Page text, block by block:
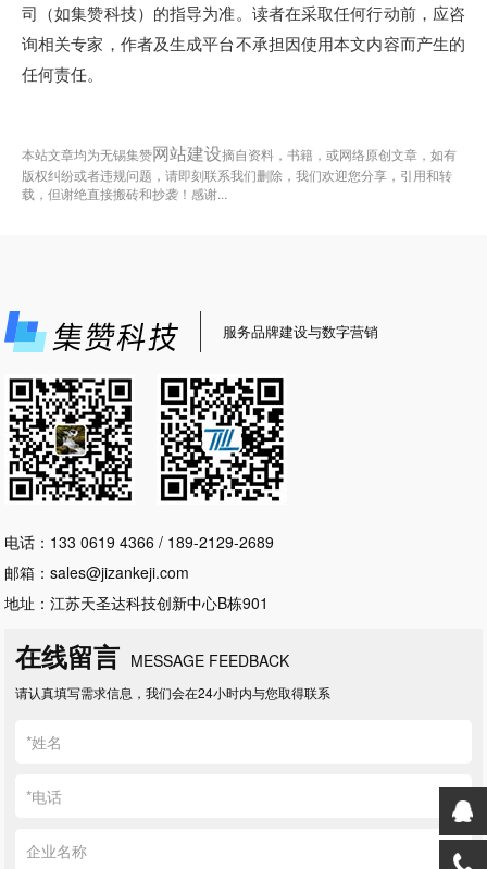
司（如集赞科技）的指导为准。读者在采取任何行动前，应咨
询相关专家，作者及生成平台不承担因使用本文内容而产生的
任何责任。
本站文章均为无锡集赞网站建设摘自资料，书籍，或网络原创文章，如有
版权纠纷或者违规问题，请即刻联系我们删除，我们欢迎您分享，引用和转
载，但谢绝直接搬砖和抄袭！感谢...
服务品牌建设与数字营销
电话：133 0619 4366 / 189-2129-2689
邮箱：sales@jizankeji.com
地址：江苏天圣达科技创新中心B栋901
在线留言 MESSAGE FEEDBACK
请认真填写需求信息，我们会在24小时内与您取得联系